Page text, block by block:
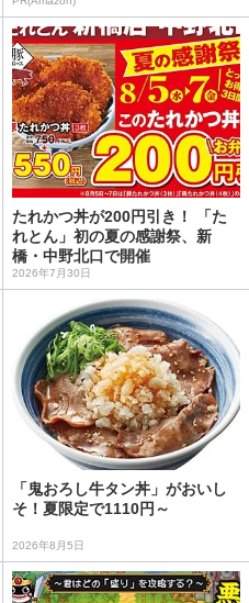
たれかつ丼が200円引き！ 「た
れとん」初の夏の感謝祭、新
橋・中野北口で開催
2026年7月30日
「鬼おろし牛タン丼」がおいし
そ！夏限定で1110円～
2026年8月5日